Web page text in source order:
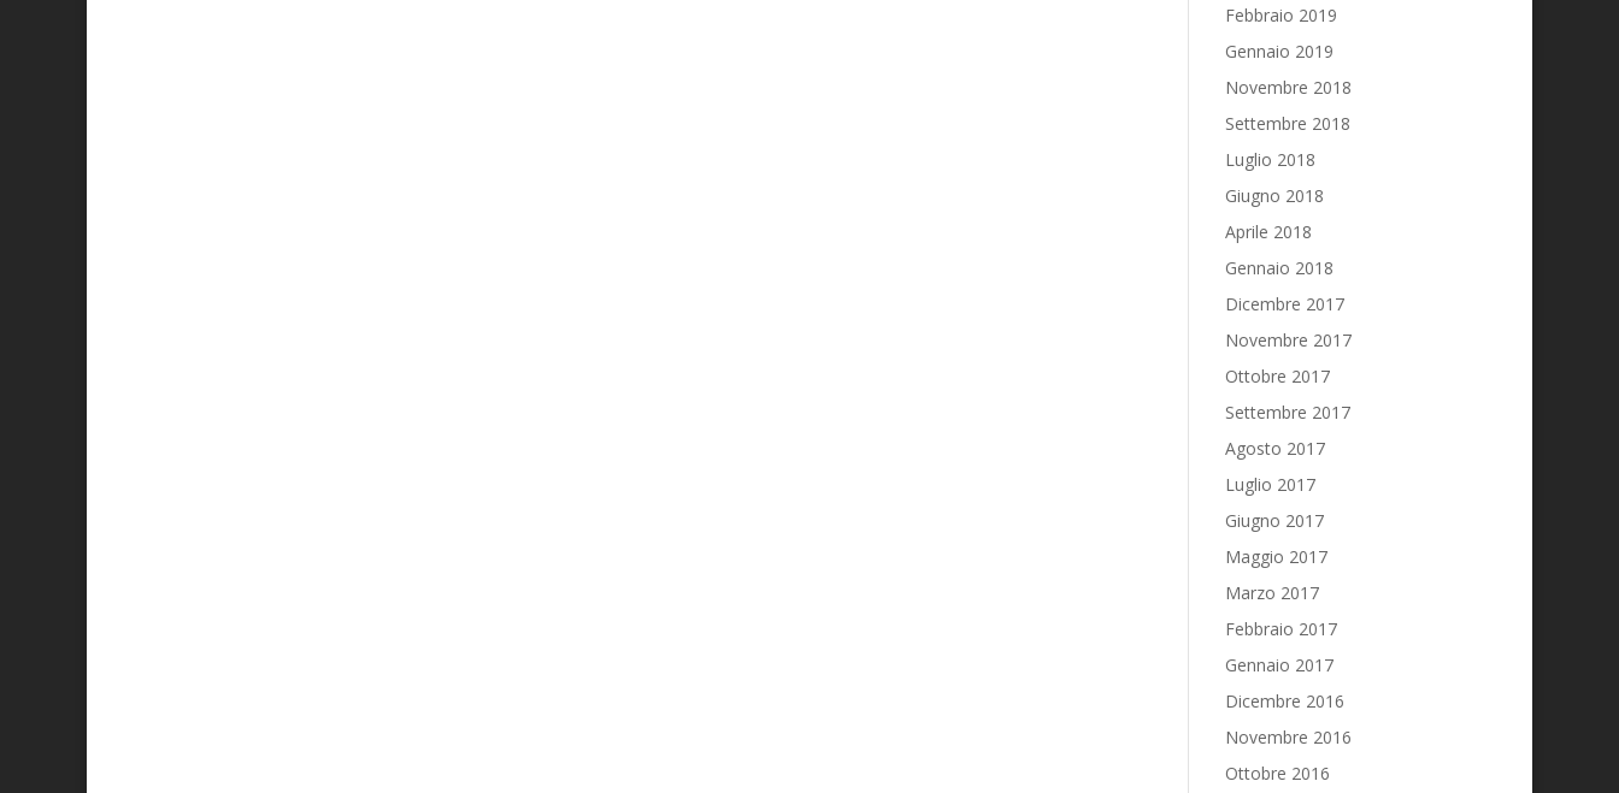
Febbraio 2019
Gennaio 2019
Novembre 2018
Settembre 2018
Luglio 2018
Giugno 2018
Aprile 2018
Gennaio 2018
Dicembre 2017
Novembre 2017
Ottobre 2017
Settembre 2017
Agosto 2017
Luglio 2017
Giugno 2017
Maggio 2017
Marzo 2017
Febbraio 2017
Gennaio 2017
Dicembre 2016
Novembre 2016
Ottobre 2016